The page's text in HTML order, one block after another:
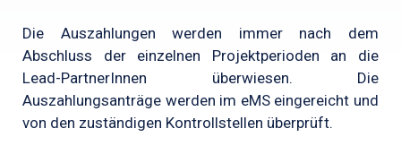
Die Auszahlungen werden immer nach dem
Abschluss der einzelnen Projektperioden an die
Lead-PartnerInnen überwiesen. Die
Auszahlungsanträge werden im eMS eingereicht und
von den zuständigen Kontrollstellen überprüft.